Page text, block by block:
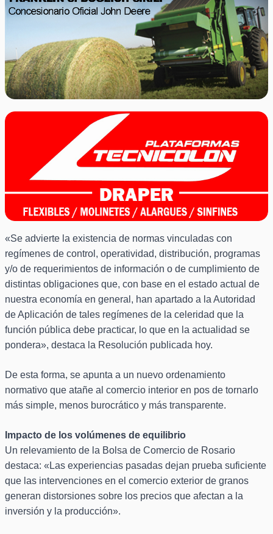
«Se advierte la existencia de normas vinculadas con
regímenes de control, operatividad, distribución, programas
y/o de requerimientos de información o de cumplimiento de
distintas obligaciones que, con base en el estado actual de
nuestra economía en general, han apartado a la Autoridad
de Aplicación de tales regímenes de la celeridad que la
función pública debe practicar, lo que en la actualidad se
pondera», destaca la Resolución publicada hoy.
De esta forma, se apunta a un nuevo ordenamiento
normativo que atañe al comercio interior en pos de tornarlo
más simple, menos burocrático y más transparente.
Impacto de los volúmenes de equilibrio
Un relevamiento de la Bolsa de Comercio de Rosario
destaca: «Las experiencias pasadas dejan prueba suficiente
que las intervenciones en el comercio exterior de granos
generan distorsiones sobre los precios que afectan a la
inversión y la producción».